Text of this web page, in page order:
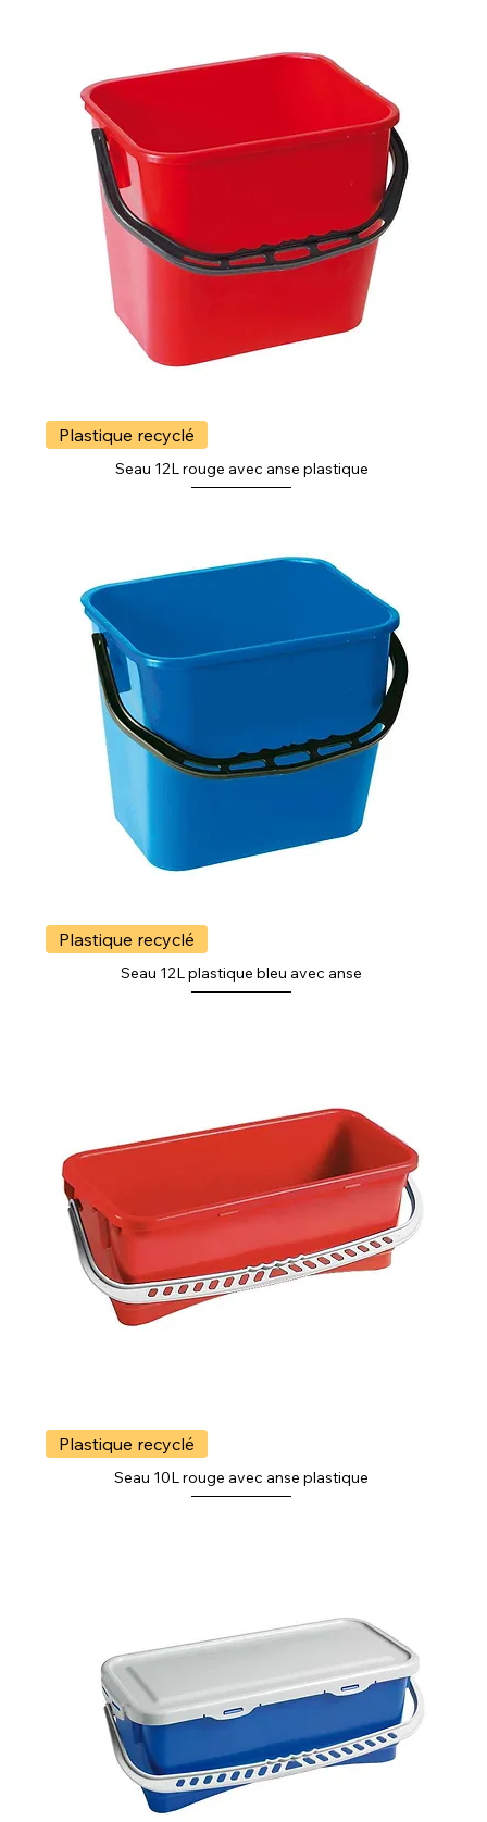
Plastique recyclé
Seau 12L rouge avec anse plastique
Plastique recyclé
Seau 12L plastique bleu avec anse
Plastique recyclé
Seau 10L rouge avec anse plastique